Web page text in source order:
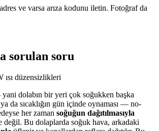
ve varsa arıza kodunu iletin. Fotoğraf da
sorulan soru
düzensizlikleri
dolabın bir yeri çok soğukken başka
da sıcaklığın gün içinde oynaması — no-
her zaman soğuğun dağıtılmasıyla
Bu dolaplarda soğuk hava, arkadaki